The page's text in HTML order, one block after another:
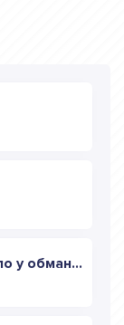
Пусто в карманчиках стало у обманщиков